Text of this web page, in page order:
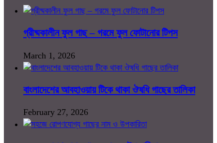
গ্রীষ্মকালীন ফুল গাছ – গরমে ফুল ফোটানোর টিপস
March 1, 2026
বাংলাদেশের আবহাওয়ায় টিকে থাকা ঔষধি গাছের তালিকা
February 27, 2026